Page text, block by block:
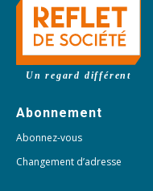
Un regard différent
Abonnement
Abonnez-vous
Changement d’adresse